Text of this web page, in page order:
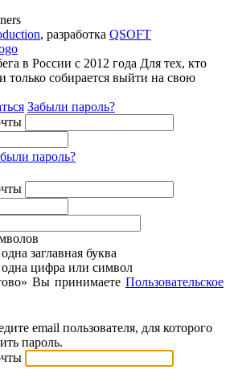
, разработка QSOFT
в России с 2012 года Для тех, кто
только собирается выйти на свою
Забыли пароль?
пароль?
заглавная буква
цифра или символ
Вы принимаете Пользовательское
email пользователя, для которого
пароль.